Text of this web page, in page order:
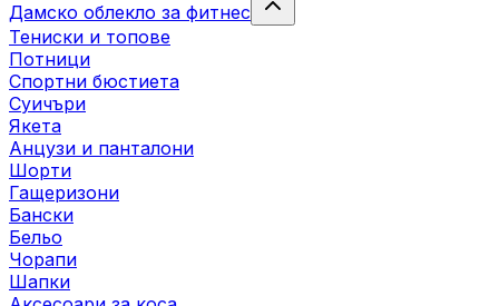
Дамско облекло за фитнес
Тениски и топове
Потници
Спортни бюстиета
Суичъри
Якета
Aнцузи и панталони
Шорти
Гащеризони
Бански
Бельо
Чорапи
Шапки